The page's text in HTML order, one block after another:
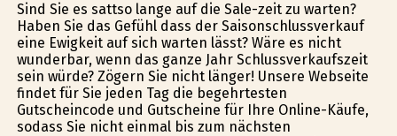
Sind Sie es sattso lange auf die Sale-zeit zu warten?
Haben Sie das Gefühl dass der Saisonschlussverkauf
eine Ewigkeit auf sich warten lässt? Wäre es nicht
wunderbar, wenn das ganze Jahr Schlussverkaufszeit
sein würde? Zögern Sie nicht länger! Unsere Webseite
findet für Sie jeden Tag die begehrtesten
Gutscheincode und Gutscheine für Ihre Online-Käufe,
sodass Sie nicht einmal bis zum nächsten